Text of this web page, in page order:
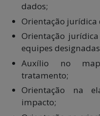
dados;
Orientação jurídica
Orientação
equipes
Auxílio no
tratamento;
Orientação na
impacto;